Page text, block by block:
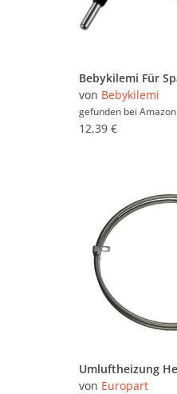
von Bebykilemi
gefunden bei Amazon
12,39 €
von Europart